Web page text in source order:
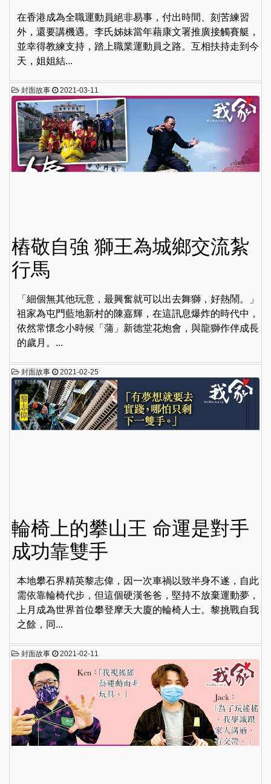
在香港成為全職運動員絕非易事，付出時間、刻苦練習
外，還要講機遇。李氏姊妹當年藉康文署推廣接觸賽艇，
並幸得教練支持，踏上職業運動員之路。互相扶持走到今
天，姐姐結...
封面故事 2021-03-11
樁敬自強 獅王為城鄉交流紮
行馬
「細個無其他玩意，最興奮就可以出去舞獅，好熱鬧。」
祖家為屯門藍地新村的陳嘉輝，在這訊息爆炸的時代中，
依然常懷念小時候「蒲」新德堂花炮會，與龍獅作伴成長
的歲月。...
封面故事 2021-02-25
輪椅上的攀山王 命運是對手
成功靠雙手
本地攀石界精英黎志偉，因一次車禍以致半身不遂，自此
需依靠輪椅代步，但這個硬漢爸爸，堅持不放棄運動夢，
上月成為世界首位攀登摩天大廈的輪椅人士。黎挑戰自我
之餘，同...
封面故事 2021-02-11